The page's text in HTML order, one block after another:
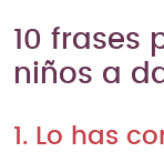
10 frases
niños a
1. Lo has